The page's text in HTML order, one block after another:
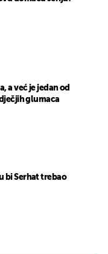
a već je jedan od
glumaca
bi Serhat trebao